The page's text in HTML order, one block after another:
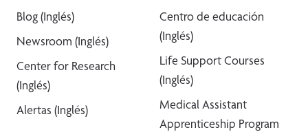
Blog (Inglés)
Newsroom (Inglés)
Center for Research
(Inglés)
Alertas (Inglés)
Centro de educación
(Inglés)
Life Support Courses
(Inglés)
Medical Assistant
Apprenticeship Program